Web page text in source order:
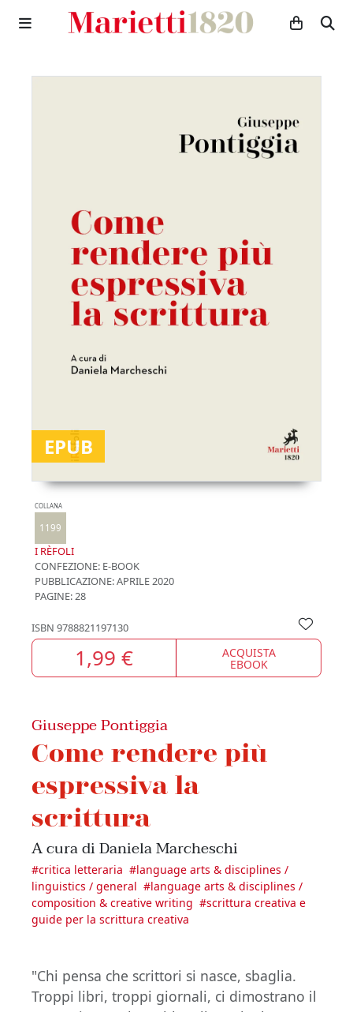
EPUB
COLLANA
1199
I RÈFOLI
CONFEZIONE: E-BOOK
PUBBLICAZIONE:APRILE 2020
PAGINE: 28
ISBN 9788821197130
1,99 € ACQUISTA
EBOOK
Giuseppe Pontiggia
Come rendere più
espressiva la
scrittura
A cura di Daniela Marcheschi
#critica letteraria #language arts & disciplines /
linguistics / general #language arts & disciplines /
composition & creative writing #scrittura creativa e
guide per la scrittura creativa
"Chi pensa che scrittori si nasce, sbaglia.
Troppi libri, troppi giornali, ci dimostrano il